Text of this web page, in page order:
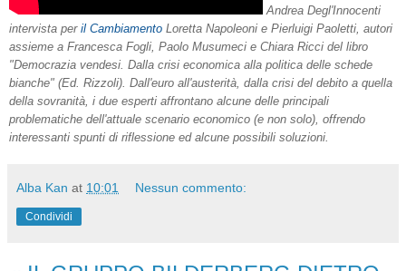
Andrea Degl'Innocenti
intervista per il Cambiamento Loretta Napoleoni e Pierluigi Paoletti, autori
assieme a Francesca Fogli, Paolo Musumeci e Chiara Ricci del libro
"Democrazia vendesi. Dalla crisi economica alla politica delle schede
bianche" (Ed. Rizzoli). Dall'euro all'austerità, dalla crisi del debito a quella
della sovranità, i due esperti affrontano alcune delle principali
problematiche dell'attuale scenario economico (e non solo), offrendo
interessanti spunti di riflessione ed alcune possibili soluzioni.
Alba Kan at 10:01 Nessun commento:
Condividi